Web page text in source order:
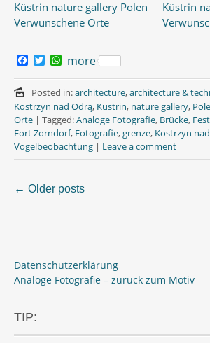
c
e
b
o
o
k
T
i
t
t
e
r
W
a
t
s
A
p
p
more
Posted in:architecture,architecture &
Kostrzyn nad Odrą, Küstrin, nature gallery,
Orte | Tagged:Analoge Fotografie, Brücke,
Fort Zorndorf, Fotografie,grenze, Kostrzyn
Vogelbeobachtung | Leave a comment
Posts
← Older posts
Datenschutzerklärung
Analoge Fotografie – zurück zum Motiv
TIP: